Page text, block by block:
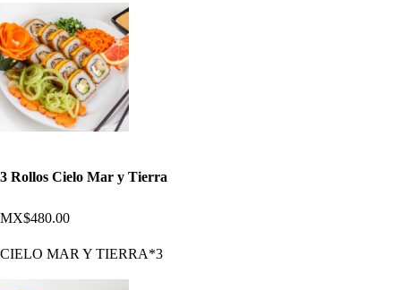
3 Rollos Cielo Mar y Tierra
MX$480.00
CIELO MAR Y TIERRA*3